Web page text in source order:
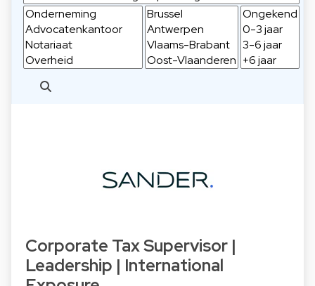
Corporate Tax Supervisor |
Leadership | International